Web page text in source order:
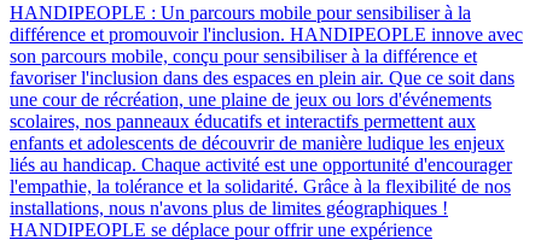
HANDIPEOPLE : Un parcours mobile pour sensibiliser à la
différence et promouvoir l'inclusion. HANDIPEOPLE innove avec
son parcours mobile, conçu pour sensibiliser à la différence et
favoriser l'inclusion dans des espaces en plein air. Que ce soit dans
une cour de récréation, une plaine de jeux ou lors d'événements
scolaires, nos panneaux éducatifs et interactifs permettent aux
enfants et adolescents de découvrir de manière ludique les enjeux
liés au handicap. Chaque activité est une opportunité d'encourager
l'empathie, la tolérance et la solidarité. Grâce à la flexibilité de nos
installations, nous n'avons plus de limites géographiques !
HANDIPEOPLE se déplace pour offrir une expérience